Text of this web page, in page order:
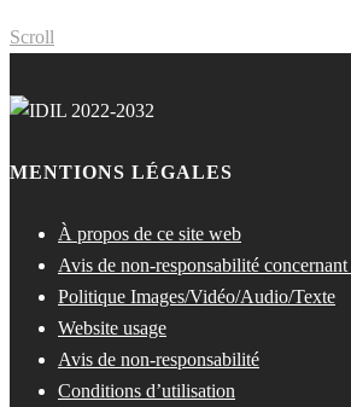
Scroll
MENTIONS LÉGALES
À propos de ce site web
Avis de non-responsabilité
Politique Images/Vidéo/Audio/Texte
Website usage
Avis de non-responsabilité
Conditions d’utilisation